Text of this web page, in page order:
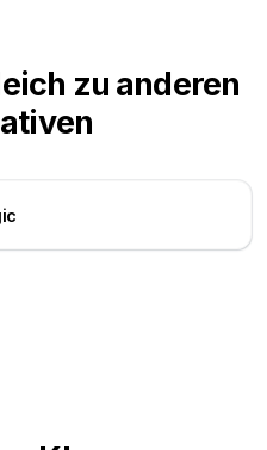
zu anderen